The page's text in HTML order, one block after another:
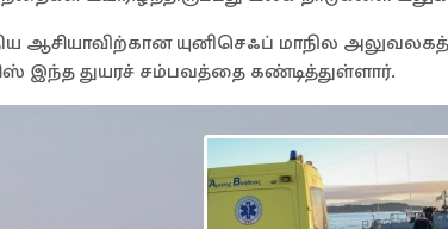
ஆசியாவிற்கான யுனிசெஃப் மாநில
இந்த துயரச் சம்பவத்தை கண்டித்துள்ளார்.